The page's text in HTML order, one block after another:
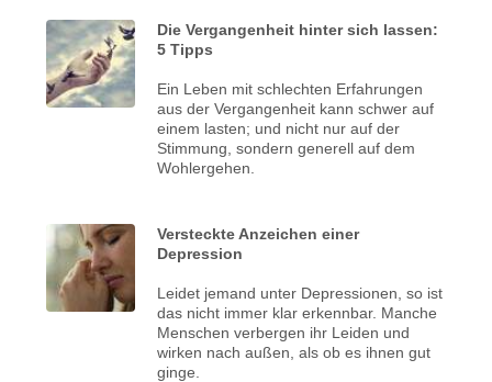
Die Vergangenheit hinter sich lassen:
5 Tipps
Ein Leben mit schlechten Erfahrungen
aus der Vergangenheit kann schwer auf
einem lasten; und nicht nur auf der
Stimmung, sondern generell auf dem
Wohlergehen.
Versteckte Anzeichen einer
Depression
Leidet jemand unter Depressionen, so ist
das nicht immer klar erkennbar. Manche
Menschen verbergen ihr Leiden und
wirken nach außen, als ob es ihnen gut
ginge.